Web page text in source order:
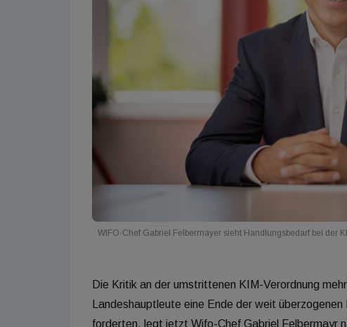
WIFO-Chef Gabriel Felbermayer sieht Handlungsbedarf bei der
Die Kritik an der umstrittenen KIM-Verordnung
Landeshauptleute eine Ende der weit
forderten, legt jetzt Wifo-Chef Gabriel Felbermayr